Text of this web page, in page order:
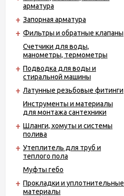
арматура
Запорная арматура
Фильтры и обратные клапаны
Счетчики для воды,
манометры, термометры
Подводка для воды и
стиральной машины
Латунные резьбовые фитинги
Инструменты и материалы
для монтажа сантехники
Шланги, хомуты и системы
полива
Утеплитель для труб и
теплого пола
Муфты гебо
Прокладки и уплотнительные
материалы